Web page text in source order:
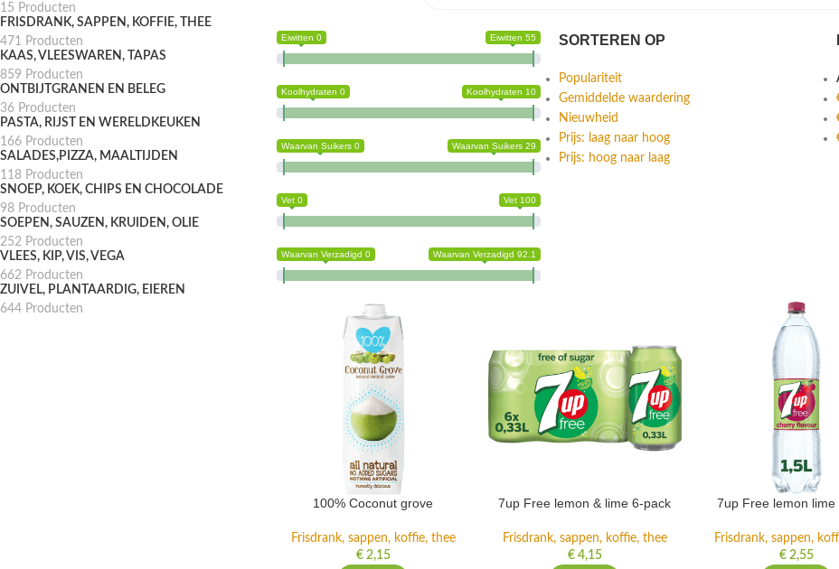
15 Producten
FRISDRANK, SAPPEN, KOFFIE, THEE
471 Producten
KAAS, VLEESWAREN, TAPAS
859 Producten
ONTBIJTGRANEN EN BELEG
36 Producten
PASTA, RIJST EN WERELDKEUKEN
166 Producten
SALADES,PIZZA, MAALTIJDEN
118 Producten
SNOEP, KOEK, CHIPS EN CHOCOLADE
98 Producten
SOEPEN, SAUZEN, KRUIDEN, OLIE
252 Producten
VLEES, KIP, VIS, VEGA
662 Producten
ZUIVEL, PLANTAARDIG, EIEREN
644 Producten
Eiwitten 0 Eiwitten 55
Koolhydraten 0 Koolhydraten 10
Waarvan Suikers 0 Waarvan Suikers 29
Vet 0 Vet 100
Waarvan Verzadigd 0 Waarvan Verzadigd 92.1
SORTEREN OP
Populariteit
Gemiddelde waardering
Nieuwheid
Prijs: laag naar hoog
Prijs: hoog naar laag
100% Coconut grove
Frisdrank, sappen, koffie, thee
€2,15
7up Free lemon & lime 6-pack
Frisdrank, sappen, koffie, thee
€4,15
7up Free lemon lime
Frisdrank, sappen,
€2,55